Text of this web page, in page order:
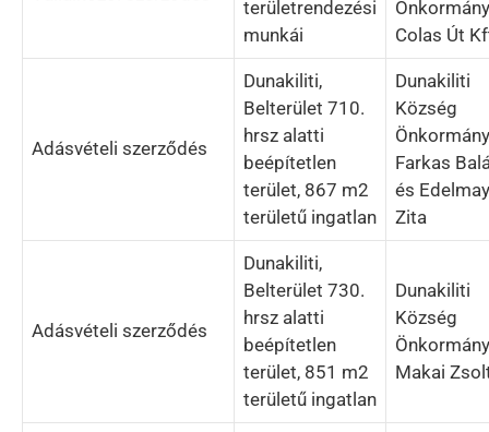
területrendezési
munkái
Colas Út
Adásvételi szerződés
Dunakiliti,
Belterület 710.
hrsz alatti
beépítetlen
terület, 867 m2
területű ingatlan
Dunakiliti
Község
Farkas
és
Zita
Adásvételi szerződés
Dunakiliti,
Belterület 730.
hrsz alatti
beépítetlen
terület, 851 m2
területű ingatlan
Dunakiliti
Község
Makai